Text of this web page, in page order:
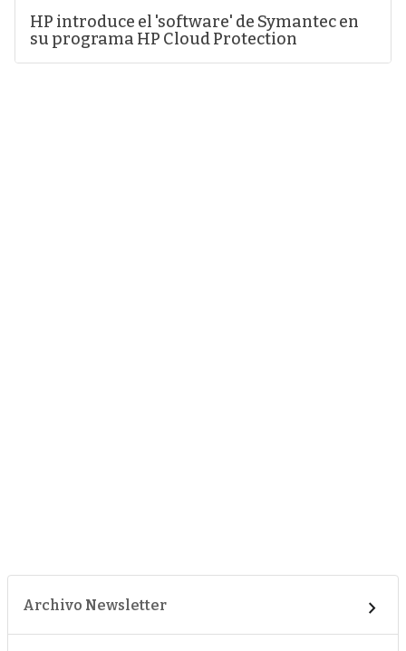
HP introduce el 'software' de Symantec en
su programa HP Cloud Protection
Archivo Newsletter